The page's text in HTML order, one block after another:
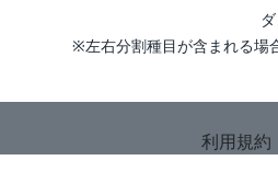
※左右分割種目が含まれる場
利用規約